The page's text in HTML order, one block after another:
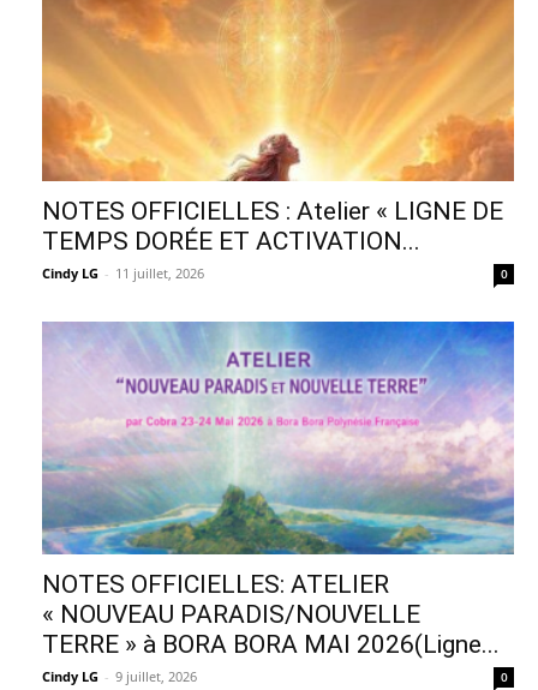
NOTES OFFICIELLES : Atelier « LIGNE DE
TEMPS DORÉE ET ACTIVATION...
Cindy LG - 11 juillet, 2026 0
NOTES OFFICIELLES: ATELIER
« NOUVEAU PARADIS/NOUVELLE
TERRE » à BORA BORA MAI 2026(Ligne...
Cindy LG - 9 juillet, 2026 0